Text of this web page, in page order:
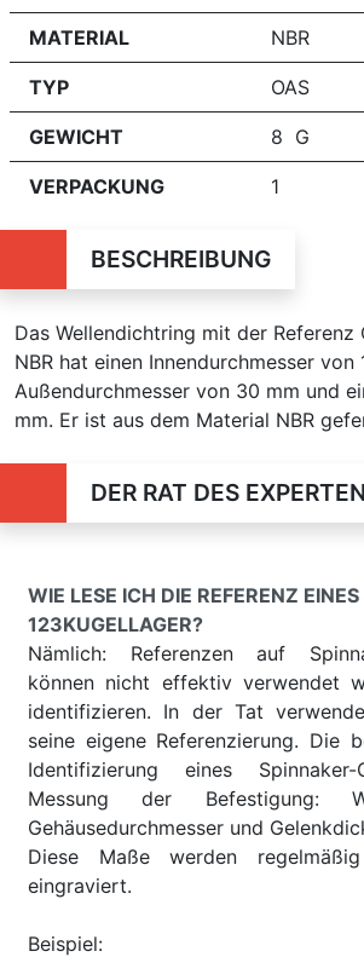
MATERIAL NBR
TYP OAS
GEWICHT 8 G
VERPACKUNG 1
BESCHREIBUNG
Das Wellendichtring mit der Referenz
NBR hat einen Innendurchmesser von
Außendurchmesser von 30 mm und
mm. Er ist aus dem Material NBR
DER RAT DES EXPERTEN
WIE LESE ICH DIE REFERENZ
123KUGELLAGER?
Nämlich: Referenzen auf
können nicht effektiv verwendet
identifizieren. In der Tat
seine eigene Referenzierung. Die
Identifizierung eines
Messung der Befestigung:
Gehäusedurchmesser und
Diese Maße werden
eingraviert.
Beispiel: